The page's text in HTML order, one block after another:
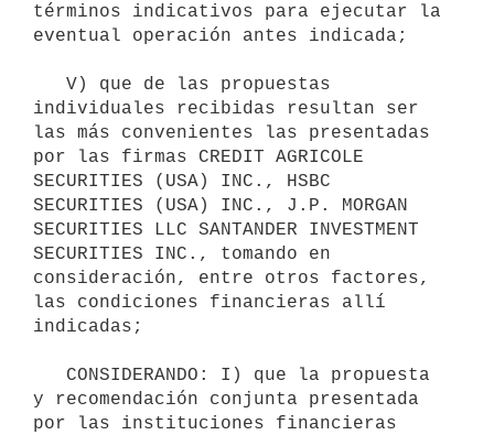
términos indicativos para ejecutar la
eventual operación antes indicada;
individuales recibidas resultan ser
las más convenientes las presentadas
por las firmas CREDIT AGRICOLE
SECURITIES (USA) INC., HSBC
SECURITIES (USA) INC., J.P. MORGAN
SECURITIES LLC SANTANDER INVESTMENT
SECURITIES INC., tomando en
consideración, entre otros factores,
las condiciones financieras allí
indicadas;
y recomendación conjunta presentada
por las instituciones financieras